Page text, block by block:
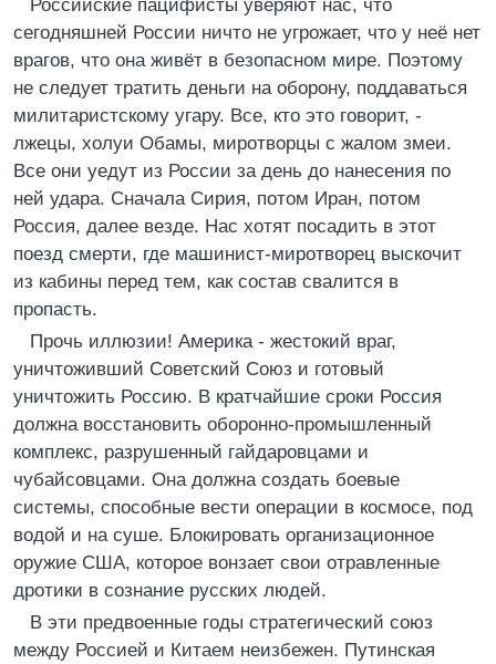
Российские пацифисты уверяют нас, что
сегодняшней России ничто не угрожает, что у неё нет
врагов, что она живёт в безопасном мире. Поэтому
не следует тратить деньги на оборону, поддаваться
милитаристскому угару. Все, кто это говорит, -
лжецы, холуи Обамы, миротворцы с жалом змеи.
Все они уедут из России за день до нанесения по
ней удара. Сначала Сирия, потом Иран, потом
Россия, далее везде. Нас хотят посадить в этот
поезд смерти, где машинист-миротворец выскочит
из кабины перед тем, как состав свалится в
пропасть.
Прочь иллюзии! Америка - жестокий враг,
уничтоживший Советский Союз и готовый
уничтожить Россию. В кратчайшие сроки Россия
должна восстановить оборонно-промышленный
комплекс, разрушенный гайдаровцами и
чубайсовцами. Она должна создать боевые
системы, способные вести операции в космосе, под
водой и на суше. Блокировать организационное
оружие США, которое вонзает свои отравленные
дротики в сознание русских людей.
В эти предвоенные годы стратегический союз
между Россией и Китаем неизбежен. Путинская